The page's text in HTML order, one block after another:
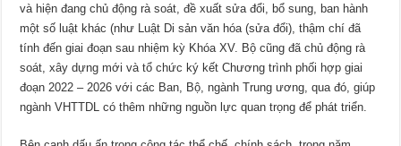
và hiện đang chủ động rà soát, đề xuất sửa đổi, bổ sung, ban hành
một số luật khác (như Luật Di sản văn hóa (sửa đổi), thậm chí đã
tính đến giai đoạn sau nhiệm kỳ Khóa XV. Bộ cũng đã chủ động rà
soát, xây dựng mới và tổ chức ký kết Chương trình phối hợp giai
đoạn 2022 – 2026 với các Ban, Bộ, ngành Trung ương, qua đó, giúp
ngành VHTTDL có thêm những nguồn lực quan trọng để phát triển.